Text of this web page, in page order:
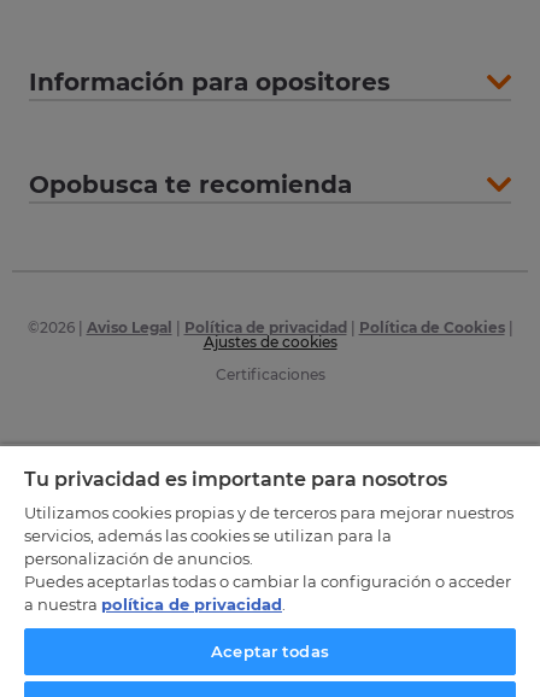
Información para opositores
Opobusca te recomienda
©2026| Aviso Legal Política de privacidad Política de Cookies|
Ajustes de cookies
Certificaciones
Tu privacidad es importante para nosotros
Utilizamos cookies propias y de terceros para mejorar nuestros
servicios, además las cookies se utilizan para la
personalización de anuncios.
Puedes aceptarlas todas o cambiar la configuración o acceder
a nuestra política de privacidad
Aceptar todas